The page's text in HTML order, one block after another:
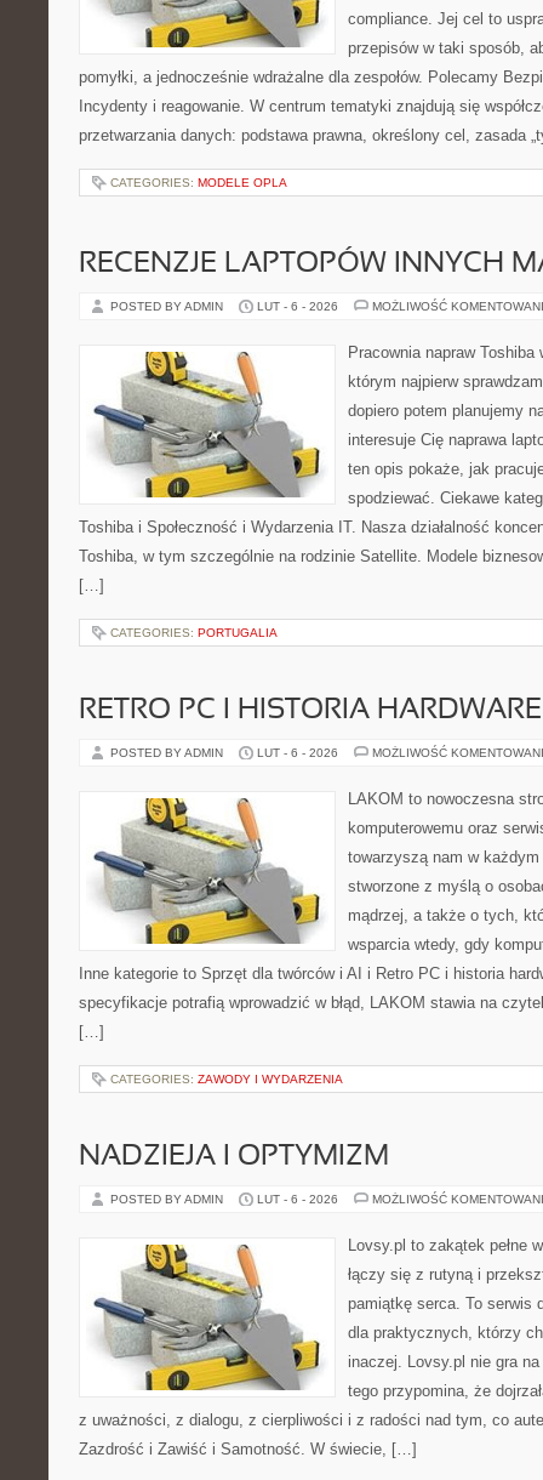
compliance. Jej cel to
przepisów w taki sposób,
pomyłki, a jednocześnie wdrażalne dla zespołów. Polecamy
Incydenty i reagowanie. W centrum tematyki znajdują się
przetwarzania danych: podstawa prawna, określony cel, zasada
CATEGORIES: MODELE OPLA
RECENZJE LAPTOPÓW INNYCH
POSTED BY ADMIN LUT - 6 - 2026 MOŻLIWOŚĆ
Pracownia napraw
którym najpierw
dopiero potem planujemy
interesuje Cię naprawa
ten opis pokaże, jak
spodziewać. Ciekawe
Toshiba i Społeczność i Wydarzenia IT. Nasza działalność
Toshiba, w tym szczególnie na rodzinie Satellite. Modele
[…]
CATEGORIES: PORTUGALIA
RETRO PC I HISTORIA
POSTED BY ADMIN LUT - 6 - 2026 MOŻLIWOŚĆ
LAKOM to nowoczesna
komputerowemu oraz
towarzyszą nam w
stworzone z myślą o
mądrzej, a także o tych,
wsparcia wtedy, gdy
Inne kategorie to Sprzęt dla twórców i AI i Retro PC i historia
specyfikacje potrafią wprowadzić w błąd, LAKOM stawia na
[…]
CATEGORIES: ZAWODY I WYDARZENIA
NADZIEJA I OPTYMIZM
POSTED BY ADMIN LUT - 6 - 2026 MOŻLIWOŚĆ
Lovsy.pl to zakątek pełne
łączy się z rutyną i
pamiątkę serca. To serwis
dla praktycznych, którzy
inaczej. Lovsy.pl nie gra
tego przypomina, że
z uważności, z dialogu, z cierpliwości i z radości nad tym, co
Zazdrość i Zawiść i Samotność. W świecie, […]